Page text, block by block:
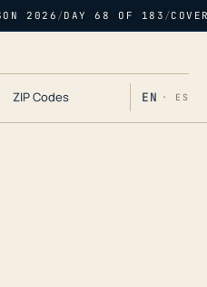
2026 /DAY 68 OF 183 /
ZIP Codes EN · ES